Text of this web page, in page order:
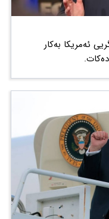
بەرگریی ئەمریکا بەکار